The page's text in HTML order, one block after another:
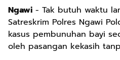
Ngawi - Tak butuh waktu
Satreskrim Polres Ngawi
kasus pembunuhan bayi
oleh pasangan kekasih